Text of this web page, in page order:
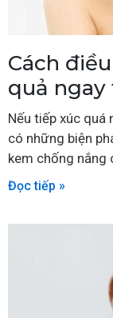
Cách
quả
Nếu tiếp xúc quá
có những biện
kem chống nắng
Đọc tiếp »